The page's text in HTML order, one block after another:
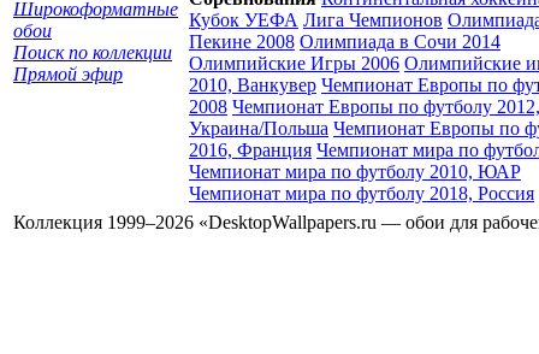
Широкоформатные
обои
Поиск по коллекции
Прямой эфир
Кубок УЕФА Лига Чемпионов
Пекине 2008 Олимпиада в Сочи 2014
Олимпийские Игры 2006 Олимпийские
2010, Ванкувер Чемпионат Европы по
2008 Чемпионат Европы по футболу 2012,
Украина/Польша Чемпионат Европы по
2016, Франция Чемпионат мира по
Чемпионат мира по футболу 2010, ЮАР
Чемпионат мира по футболу 2018, Россия
Коллекция 1999–2026 «DesktopWallpapers.ru — обои для